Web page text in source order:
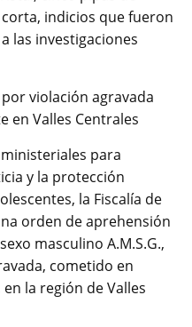
indicios que fueron
las investigaciones
violación agravada
en Valles Centrales
para
y la protección
la Fiscalía de
orden de aprehensión
masculino A.M.S.G.,
cometido en
la región de Valles